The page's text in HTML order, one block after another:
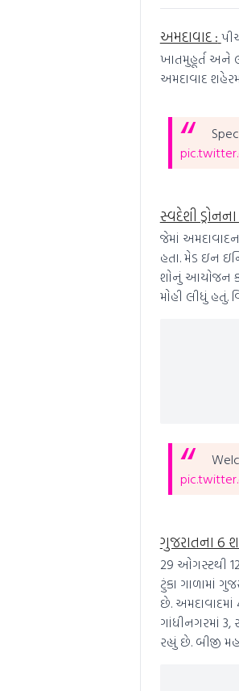
અમદાવાદ :
ખાતમુહૂર્ત અને
અમદાવાદ
સ્વદેશી
જેમાં
હતા. મેડ ઇન
શોનું આયોજન
મોહી લીધું હતું.
ગુજરાતના 6
29 ઓગસ્ટથી
ટુંકા ગાળામાં
છે. અમદાવાદમાં
ગાંધીનગરમાં
રહ્યું છે. બીજી